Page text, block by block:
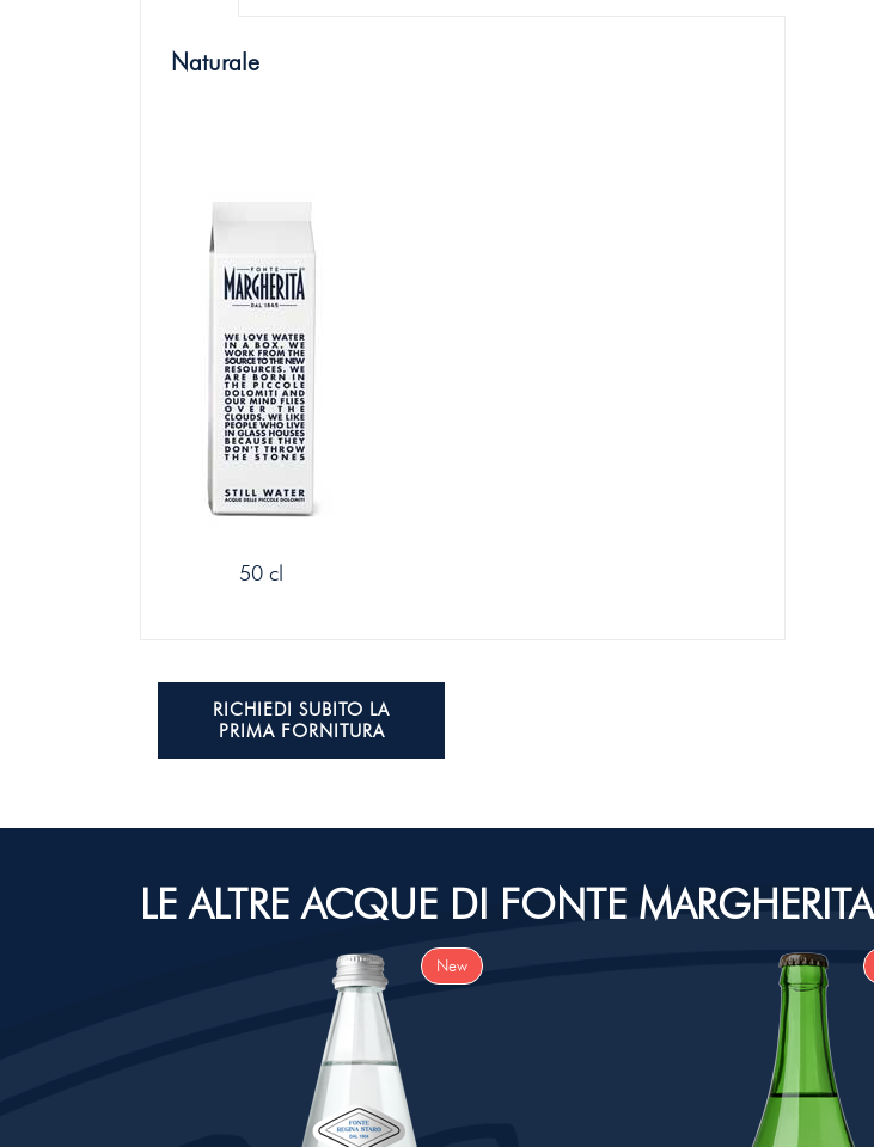
Naturale
50 cl
RICHIEDI SUBITO LA
PRIMA FORNITURA
LE ALTRE ACQUE DI FONTE MARGHERITA